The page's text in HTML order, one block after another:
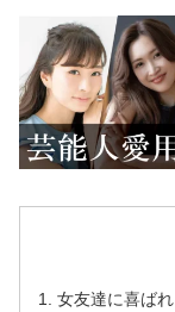
女友達に喜ば